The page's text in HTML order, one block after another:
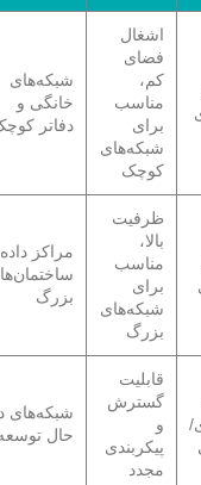
اشغال
فضای
کم،
مناسب
برای
شبکه‌های
کوچک
شبکه‌های
خانگی و
دفاتر
ظرفیت
بالا،
مناسب
برای
شبکه‌های
بزرگ
مراکز
بزرگ
قابلیت
گسترش
و
پیکربندی
مجدد
شبکه‌های
حال